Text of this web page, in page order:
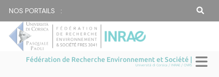
NOS PORTAILS :
Fédération de Recherche Environnement et Société |
Università di Corsica / INRAE / CNRS